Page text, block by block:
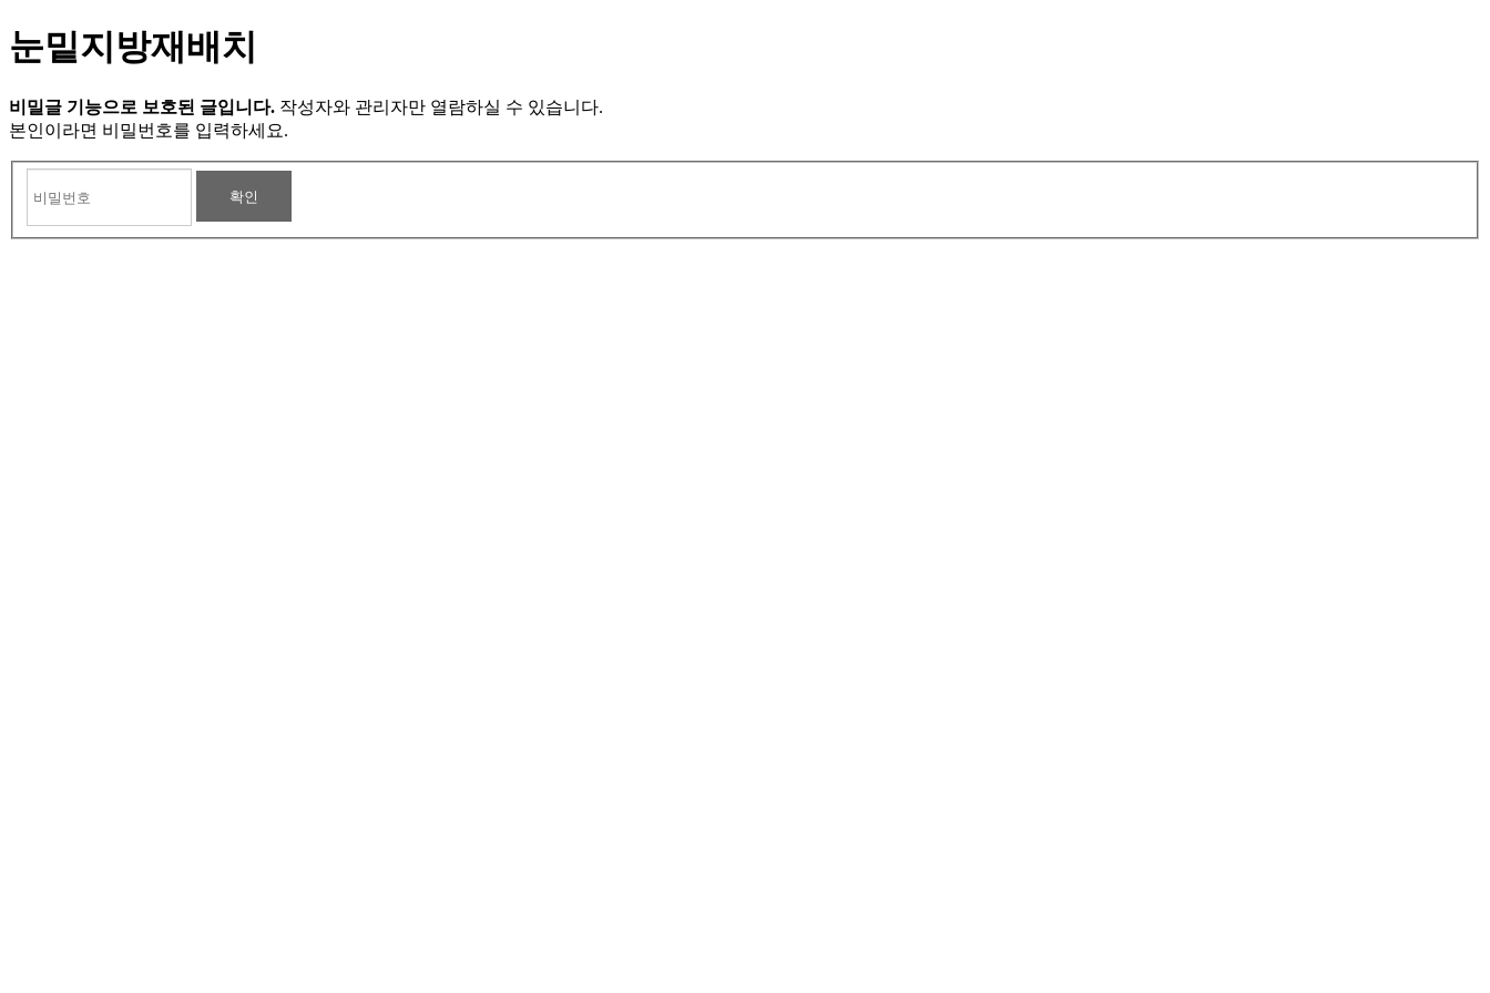
눈밑지방재배치
비밀글 기능으로 보호된 글입니다. 작성자와 관리자만 열람하실 수 있습니다.
본인이라면 비밀번호를 입력하세요.